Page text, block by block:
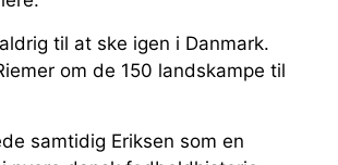
til at ske igen i Danmark.
om de 150 landskampe til
samtidig Eriksen som en